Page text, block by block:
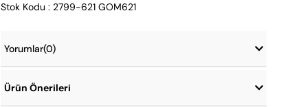
Stok Kodu : 2799-621 GOM621
Yorumlar(0)
Ürün Önerileri